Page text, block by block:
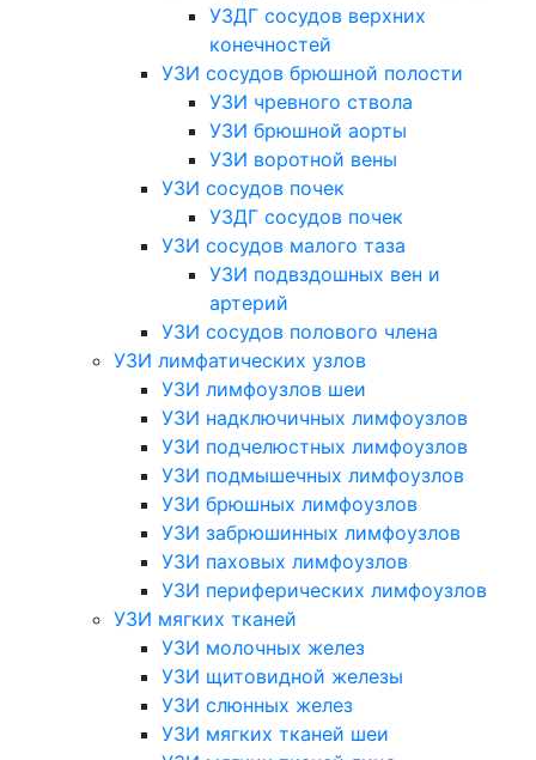
УЗДГ сосудов верхних
конечностей
УЗИ сосудов брюшной полости
УЗИ чревного ствола
УЗИ брюшной аорты
УЗИ воротной вены
УЗИ сосудов почек
УЗДГ сосудов почек
УЗИ сосудов малого таза
УЗИ подвздошных вен и
артерий
УЗИ сосудов полового члена
УЗИ лимфатических узлов
УЗИ лимфоузлов шеи
УЗИ надключичных лимфоузлов
УЗИ подчелюстных лимфоузлов
УЗИ подмышечных лимфоузлов
УЗИ брюшных лимфоузлов
УЗИ забрюшинных лимфоузлов
УЗИ паховых лимфоузлов
УЗИ периферических лимфоузлов
УЗИ мягких тканей
УЗИ молочных желез
УЗИ щитовидной железы
УЗИ слюнных желез
УЗИ мягких тканей шеи